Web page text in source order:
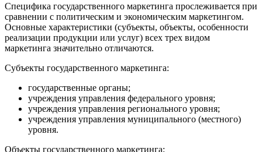
Специфика государственного маркетинга прослеживается при
сравнении с политическим и экономическим маркетингом.
Основные характеристики (субъекты, объекты, особенности
реализации продукции или услуг) всех трех видом
маркетинга значительно отличаются.
Субъекты государственного маркетинга:
государственные органы;
учреждения управления федерального уровня;
учреждения управления регионального уровня;
учреждения управления муниципального (местного)
уровня.
Объекты государственного маркетинга: